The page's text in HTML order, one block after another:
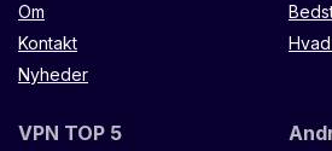
Om
Kontakt
Nyheder
VPN TOP 5